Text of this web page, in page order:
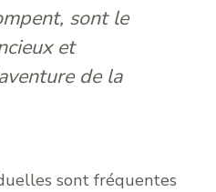
sont le
et
de la
sont fréquentes